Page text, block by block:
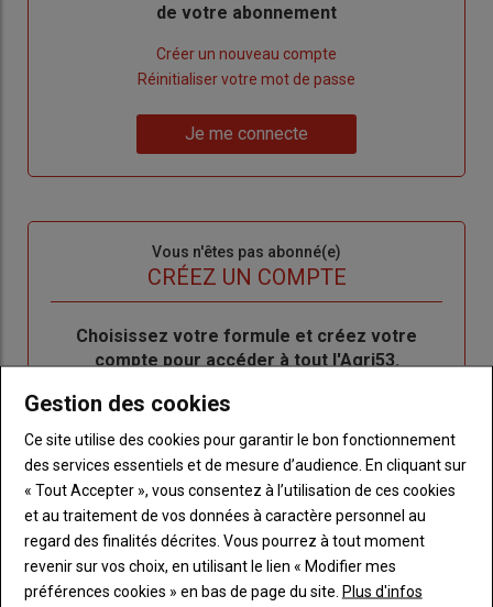
de votre abonnement
Créer un nouveau compte
de
Réinitialiser votre mot de passe
me
Je me connecte
Vous n'êtes pas abonné(e)
CRÉEZ UN COMPTE
BodyChoisissez votre formule et créez votre
compte pour accéder à tout l'Agri53.
Lien Créez un compte
LES PLUS LUS
Gestion des cookies
Ce site utilise des cookies pour garantir le bon fonctionnement
des services essentiels et de mesure d’audience. En cliquant sur
« Tout Accepter », vous consentez à l’utilisation de ces cookies
et au traitement de vos données à caractère personnel au
regard des finalités décrites. Vous pourrez à tout moment
revenir sur vos choix, en utilisant le lien « Modifier mes
préférences cookies » en bas de page du site. Plus d'infos